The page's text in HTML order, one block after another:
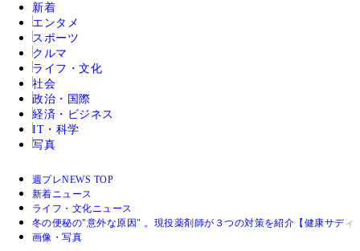
新着
エンタメ
スポーツ
クルマ
ライフ・文化
社会
政治・国際
経済・ビジネス
IT・科学
写真
週プレNEWS TOP
新着ニュース
ライフ・文化ニュース
冬の便秘の"意外な原因" 。現役薬剤師が３つの対策を紹介【健康サデ
画像・写真